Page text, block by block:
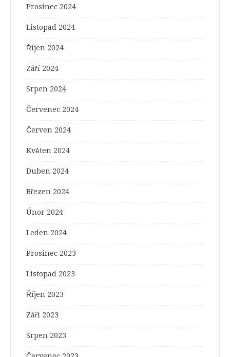
Prosinec 2024
Listopad 2024
Říjen 2024
Září 2024
Srpen 2024
Červenec 2024
Červen 2024
Květen 2024
Duben 2024
Březen 2024
Únor 2024
Leden 2024
Prosinec 2023
Listopad 2023
Říjen 2023
Září 2023
Srpen 2023